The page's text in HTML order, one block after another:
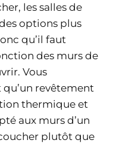
les salles de
options plus
qu’il faut
des murs de
Vous
revêtement
thermique et
aux murs d’un
plutôt que